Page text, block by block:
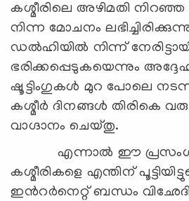
കശ്മീരിലെ അഴിമതി നിറഞ്ഞ
നിന്ന മോചനം
ഡല്‍ഹിയില്‍ നിന്ന്
ഭരിക്കപ്പെടുകയെന്നും
ഷൂട്ടിംഗുകള്‍ മുറ പോലെ
കശ്മീര്‍ ദിനങ്ങള്‍ തിരികെ
വാഗ്ദാനം ചെയ്തു.
എന്നാല്‍ ഈ പ്രസംഗം
കശ്മീരികളെ എന്തിന്
ഇന്‍റര്‍നെറ്റ് ബന്ധം